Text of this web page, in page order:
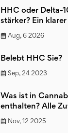
HHC oder Delta-
stärker? Ein
Aug, 6 2026
Belebt HHC Sie?
Sep, 24 2023
Was ist in
enthalten? Alle
Nov, 12 2025